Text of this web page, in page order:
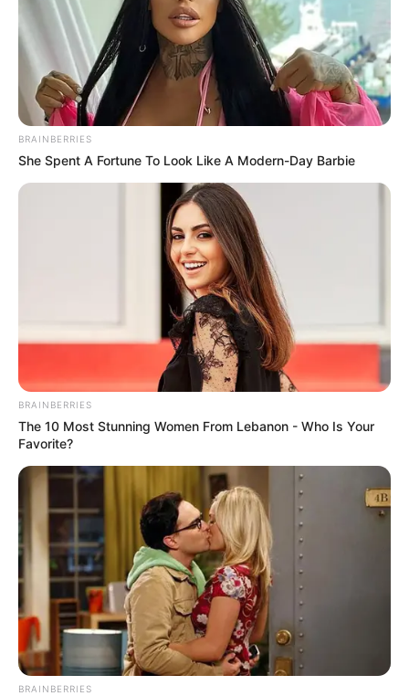
Ακολουθήστε το evianews.com στοGoogle
News
ΤΑ ΠΙΟ ΔΗΜΟΦΙΛΗ
BRAINBERRIES
She Spent A Fortune To Look Like A Modern-Day Barbie
BRAINBERRIES
The 10 Most Stunning Women From Lebanon - Who Is Your
Favorite?
BRAINBERRIES